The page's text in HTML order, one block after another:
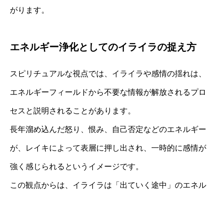
がります。
エネルギー浄化としてのイライラの捉え方
スピリチュアルな視点では、イライラや感情の揺れは、
エネルギーフィールドから不要な情報が解放されるプロ
セスと説明されることがあります。
長年溜め込んだ怒り、恨み、自己否定などのエネルギー
が、レイキによって表層に押し出され、一時的に感情が
強く感じられるというイメージです。
この観点からは、イライラは「出ていく途中」のエネル